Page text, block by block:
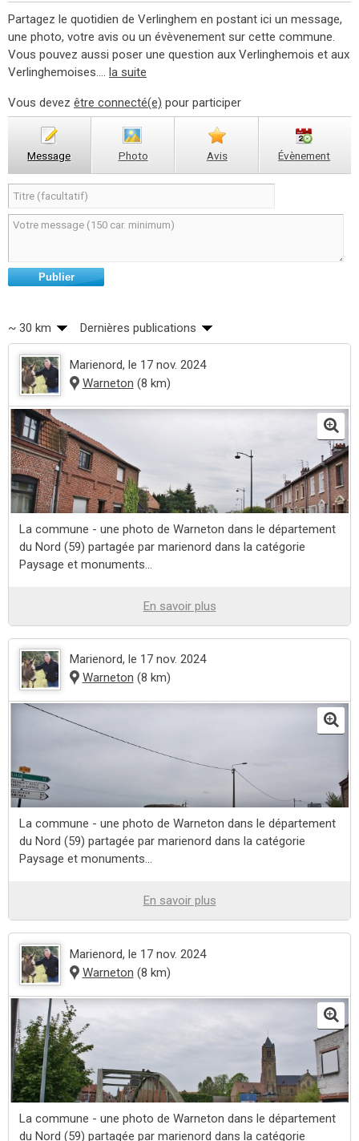
Partagez le quotidien de Verlinghem en postant ici un message,
une photo, votre avis ou un évèvenement sur cette commune.
Vous pouvez aussi poser une question aux Verlinghemois et aux
Verlinghemoises.... la suite
Vous devez être connecté(e) pour participer
Message Photo Avis Évènement
Publier
~ 30 km Dernières publications
Marienord, le 17 nov. 2024
Warneton (8 km)
La commune - une photo de Warneton dans le département
du Nord (59) partagée par marienord dans la catégorie
Paysage et monuments...
En savoir plus
Marienord, le 17 nov. 2024
Warneton (8 km)
La commune - une photo de Warneton dans le département
du Nord (59) partagée par marienord dans la catégorie
Paysage et monuments...
En savoir plus
Marienord, le 17 nov. 2024
Warneton (8 km)
La commune - une photo de Warneton dans le département
du Nord (59) partagée par marienord dans la catégorie